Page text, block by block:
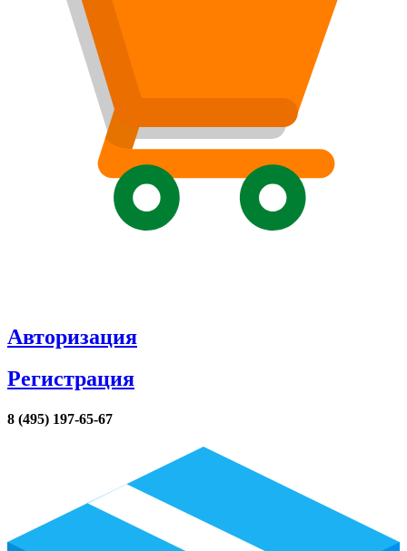
Авторизация
Регистрация
8 (495) 197-65-67